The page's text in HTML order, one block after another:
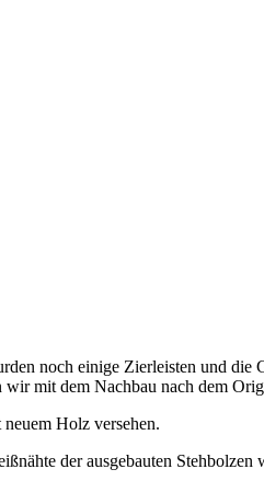
noch einige Zierleisten und
mit dem Nachbau nach dem
Holz versehen.
der ausgebauten Stehbolzen